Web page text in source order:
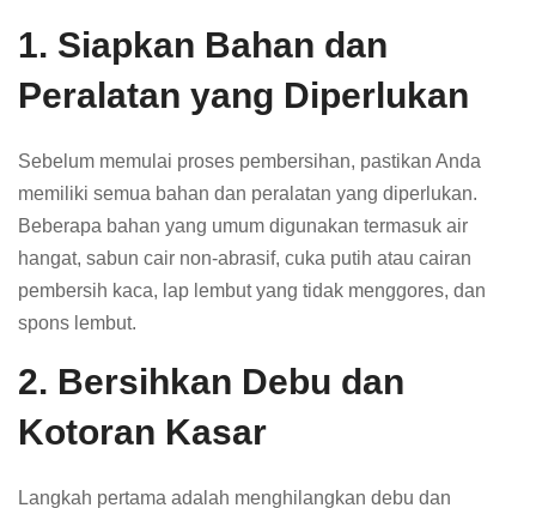
1. Siapkan Bahan dan
Peralatan yang Diperlukan
Sebelum memulai proses pembersihan, pastikan Anda
memiliki semua bahan dan peralatan yang diperlukan.
Beberapa bahan yang umum digunakan termasuk air
hangat, sabun cair non-abrasif, cuka putih atau cairan
pembersih kaca, lap lembut yang tidak menggores, dan
spons lembut.
2. Bersihkan Debu dan
Kotoran Kasar
Langkah pertama adalah menghilangkan debu dan